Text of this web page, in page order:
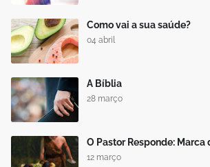
Como vai a sua saúde?
04 abril
A Bíblia
28 março
O Pastor Responde: Marca
12 março